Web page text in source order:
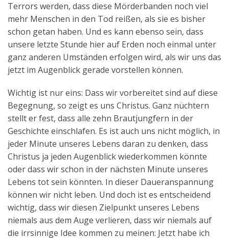
Terrors werden, dass diese Mörderbanden noch viel
mehr Menschen in den Tod reißen, als sie es bisher
schon getan haben. Und es kann ebenso sein, dass
unsere letzte Stunde hier auf Erden noch einmal unter
ganz anderen Umständen erfolgen wird, als wir uns das
jetzt im Augenblick gerade vorstellen können.
Wichtig ist nur eins: Dass wir vorbereitet sind auf diese
Begegnung, so zeigt es uns Christus. Ganz nüchtern
stellt er fest, dass alle zehn Brautjungfern in der
Geschichte einschlafen. Es ist auch uns nicht möglich, in
jeder Minute unseres Lebens daran zu denken, dass
Christus ja jeden Augenblick wiederkommen könnte
oder dass wir schon in der nächsten Minute unseres
Lebens tot sein könnten. In dieser Daueranspannung
können wir nicht leben. Und doch ist es entscheidend
wichtig, dass wir diesen Zielpunkt unseres Lebens
niemals aus dem Auge verlieren, dass wir niemals auf
die irrsinnige Idee kommen zu meinen: Jetzt habe ich